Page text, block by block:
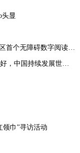
显
个无障碍数字阅读空间
发展世界才会更加繁荣
巾”寻访活动